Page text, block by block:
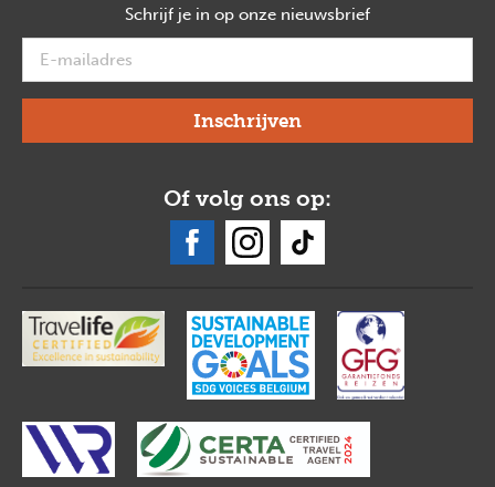
Schrijf je in op onze nieuwsbrief
Of volg ons op: